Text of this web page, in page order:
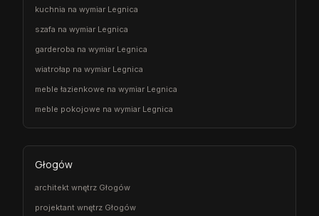
kuchnia na wymiar Legnica
szafa na wymiar Legnica
garderoba na wymiar Legnica
wiatrołap na wymiar Legnica
meble łazienkowe na wymiar Legnica
meble pokojowe na wymiar Legnica
Głogów
architekt wnętrz Głogów
projektant wnętrz Głogów